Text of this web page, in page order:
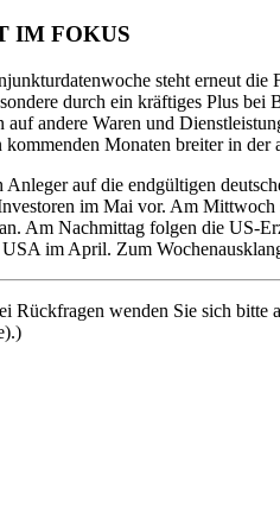
IM FOKUS
steht erneut
durch ein kräftiges Plus
auf andere Waren und
Monaten breiter in
Anleger auf die endgültigen
im Mai vor. Am Mittwoch
Am Nachmittag folgen die US-
im April. Zum
Rückfragen wenden Sie sich bitte